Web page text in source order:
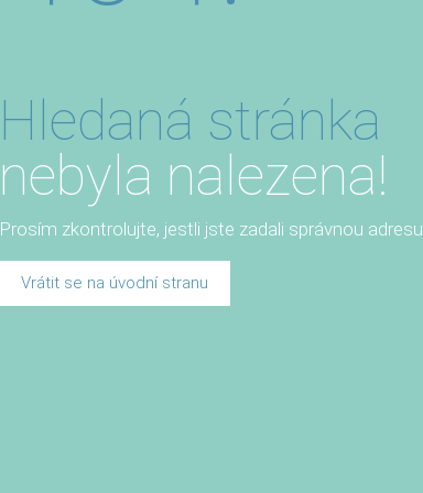
Hledaná stránka
nebyla nalezena!
Prosím zkontrolujte, jestli jste zadali správnou adresu.
Vrátit se na úvodní stranu